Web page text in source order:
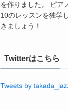
を作りました。 ピア
10のレッスンを独学
きましょう！
Twitterはこちら
Tweets by